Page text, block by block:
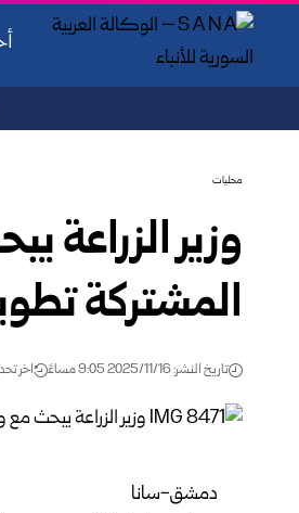
محليات
وزير الزراعة
المشتركة
تاريخ النشر: 2025/11/16 9:05 مساءً اخر تحديث: 2025/
دمشق-سانا